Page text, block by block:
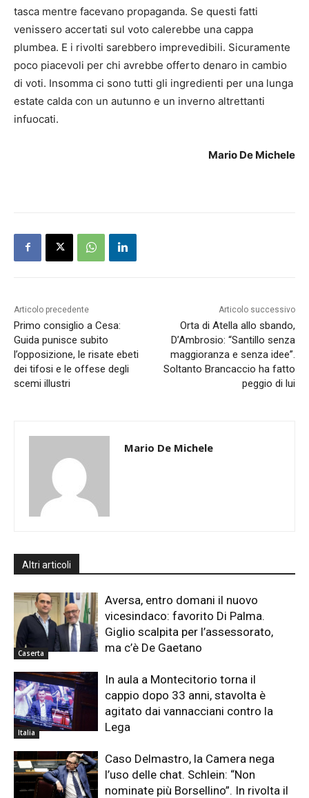
tasca mentre facevano propaganda. Se questi fatti
venissero accertati sul voto calerebbe una cappa
plumbea. E i rivolti sarebbero imprevedibili. Sicuramente
poco piacevoli per chi avrebbe offerto denaro in cambio
di voti. Insomma ci sono tutti gli ingredienti per una lunga
estate calda con un autunno e un inverno altrettanti
infuocati.
Mario De Michele
Articolo precedente
Primo consiglio a Cesa:
Guida punisce subito
l’opposizione, le risate ebeti
dei tifosi e le offese degli
scemi illustri
Articolo successivo
Orta di Atella allo sbando,
D’Ambrosio: “Santillo senza
maggioranza e senza idee”.
Soltanto Brancaccio ha fatto
peggio di lui
Mario De Michele
Altri articoli
Caserta
Aversa, entro domani il nuovo
vicesindaco: favorito Di Palma.
Giglio scalpita per l’assessorato,
ma c’è De Gaetano
Italia
In aula a Montecitorio torna il
cappio dopo 33 anni, stavolta è
agitato dai vannacciani contro la
Lega
Caso Delmastro, la Camera nega
l’uso delle chat. Schlein: “Non
nominate più Borsellino”. In rivolta il